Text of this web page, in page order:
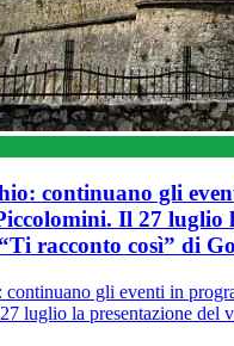
continuano gli
Il 27 luglio
racconto così” di
gli eventi in
luglio la presentazione del